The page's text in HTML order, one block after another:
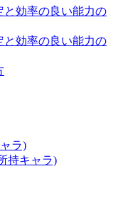
と効率の良い能力の
と効率の良い能力の
ラ)
持キャラ)